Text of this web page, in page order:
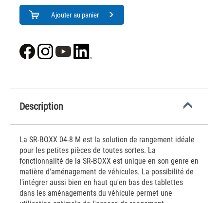
Ajouter au panier
Description
La SR-BOXX 04-8 M est la solution de rangement idéale
pour les petites pièces de toutes sortes. La
fonctionnalité de la SR-BOXX est unique en son genre en
matière d'aménagement de véhicules. La possibilité de
l'intégrer aussi bien en haut qu'en bas des tablettes
dans les aménagements du véhicule permet une